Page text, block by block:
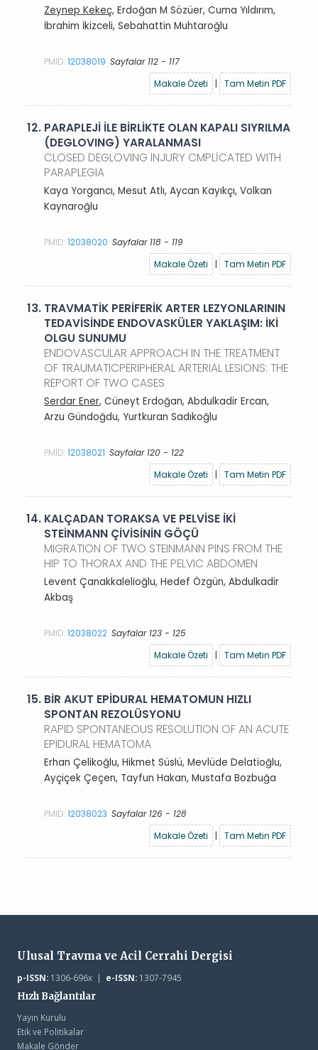
Zeynep Kekeç, Erdoğan M Sözüer, Cuma Yıldırım,
İbrahim İkizceli, Sebahattin Muhtaroğlu
PMID:12038019 Sayfalar 112 - 117
Makale Özeti
| Tam Metin PDF
12. PARAPLEJİ İLE BİRLİKTE OLAN KAPALI SIYRILMA
(DEGLOVING) YARALANMASI
CLOSED DEGLOVING INJURY CMPLİCATED WITH
PARAPLEGIA
Kaya Yorgancı, Mesut Atlı, Aycan Kayıkçı, Volkan
Kaynaroğlu
PMID:12038020 Sayfalar 118 - 119
Makale Özeti
| Tam Metin PDF
13. TRAVMATİK PERİFERİK ARTER LEZYONLARININ
TEDAVİSİNDE ENDOVASKÜLER YAKLAŞIM: İKİ
OLGU SUNUMU
ENDOVASCULAR APPROACH IN THE TREATMENT
OF TRAUMATICPERIPHERAL ARTERIAL LESIONS: THE
REPORT OF TWO CASES
Serdar Ener, Cüneyt Erdoğan, Abdulkadir Ercan,
Arzu Gündoğdu, Yurtkuran Sadıkoğlu
PMID:12038021 Sayfalar 120 - 122
Makale Özeti
| Tam Metin PDF
14. KALÇADAN TORAKSA VE PELVİSE İKİ
STEİNMANN ÇİVİSİNİN GÖÇÜ
MIGRATION OF TWO STEINMANN PINS FROM THE
HIP TO THORAX AND THE PELVIC ABDOMEN
Levent Çanakkalelioğlu, Hedef Özgün, Abdulkadir
Akbaş
PMID:12038022 Sayfalar 123 - 125
Makale Özeti
| Tam Metin PDF
15. BİR AKUT EPİDURAL HEMATOMUN HIZLI
SPONTAN REZOLÜSYONU
RAPID SPONTANEOUS RESOLUTION OF AN ACUTE
EPIDURAL HEMATOMA
Erhan Çelikoğlu, Hikmet Süslü, Mevlüde Delatioğlu,
Ayçiçek Çeçen, Tayfun Hakan, Mustafa Bozbuğa
PMID:12038023 Sayfalar 126 - 128
Makale Özeti
| Tam Metin PDF
Ulusal Travma ve Acil Cerrahi Dergisi
p-ISSN:1306-696x | e-ISSN:1307-7945
Hızlı Bağlantılar
Yayın Kurulu
Etik ve Politikalar
Makale Gönder